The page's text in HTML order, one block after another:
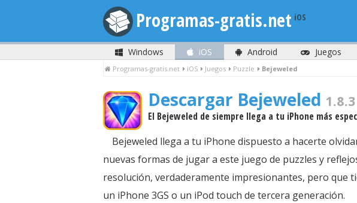
Programas-gratis.net
Windows iOS Android Juegos
Programas-gratis.net iOS Juegos Puzzle Bejeweled
Descargar Bejeweled
El Bejeweled de siempre llega a tu iPhone más
Bejeweled llega a tu iPhone dispuesto a hacerte
nuevas formas de jugar a este juego de puzzles y
resolución, verdaderamente impresionantes, pero que
un iPhone 3GS o un iPod touch de tercera generación.